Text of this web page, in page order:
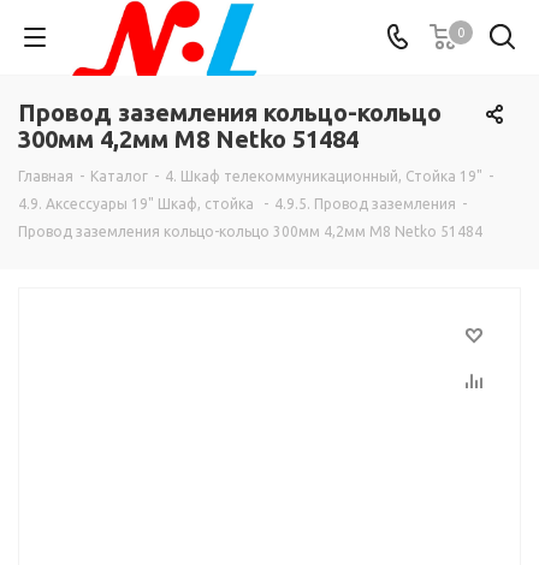
0
Провод заземления кольцо-кольцо
300мм 4,2мм M8 Netko 51484
Главная - Каталог - 4. Шкаф телекоммуникационный, Стойка 19" -
4.9. Аксессуары 19" Шкаф, стойка
- 4.9.5. Провод заземления -
Провод заземления кольцо-кольцо 300мм 4,2мм M8 Netko 51484